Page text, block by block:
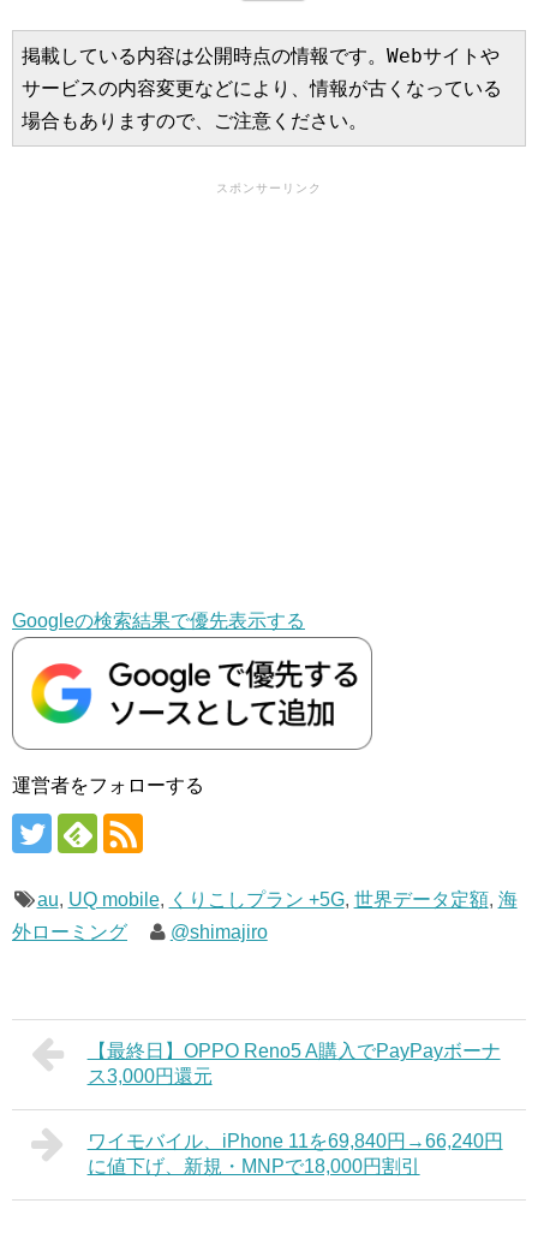
掲載している内容は公開時点の情報です。Webサイトや
サービスの内容変更などにより、情報が古くなっている
場合もありますので、ご注意ください。
スポンサーリンク
Googleの検索結果で優先表示する
運営者をフォローする
au, UQ mobile, くりこしプラン +5G, 世界データ定額, 海
外ローミング
@shimajiro
【最終日】OPPO Reno5 A購入でPayPayボーナ
ス3,000円還元
ワイモバイル、iPhone 11を69,840円→66,240円
に値下げ、新規・MNPで18,000円割引